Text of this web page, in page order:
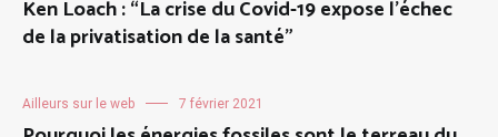
Ken Loach : “La crise du Covid-19 expose l’échec
de la privatisation de la santé”
Ailleurs sur le web 7 février 2021